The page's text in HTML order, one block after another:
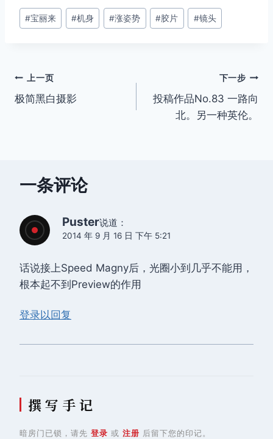
文
章
#宝丽来 #机身 #涨姿势 #胶片 #镜头
文
章
上一页
极简黑白摄影
下一步
投稿作品No.83 一路向
北。另一种英伦。
一条评论
Puster说道：
2014 年 9 月 16 日 下午 5:21
话说接上Speed​​ Magny后，光圈小到几乎不能用，
根本起不到Preview的作用
登录以回复
撰 写 手 记
暗房门已锁，请先 登录 或 注册 后留下您的印记。